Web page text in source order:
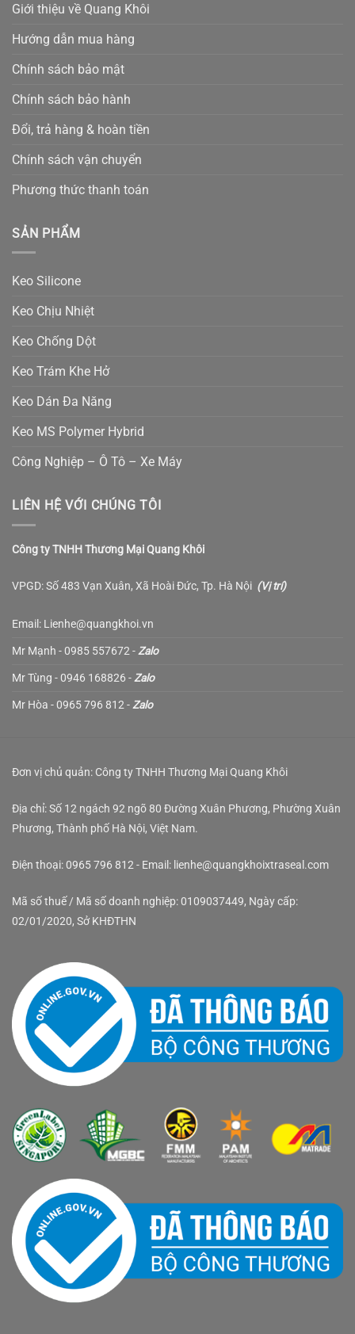
Giới thiệu về Quang Khôi
Hướng dẫn mua hàng
Chính sách bảo mật
Chính sách bảo hành
Đổi, trả hàng & hoàn tiền
Chính sách vận chuyển
Phương thức thanh toán
SẢN PHẨM
Keo Silicone
Keo Chịu Nhiệt
Keo Chống Dột
Keo Trám Khe Hở
Keo Dán Đa Năng
Keo MS Polymer Hybrid
Công Nghiệp – Ô Tô – Xe Máy
LIÊN HỆ VỚI CHÚNG TÔI
Công ty TNHH Thương Mại Quang Khôi
VPGD: Số 483 Vạn Xuân, Xã Hoài Đức, Tp. Hà Nội (Vị trí)
Email: Lienhe@quangkhoi.vn
Mr Mạnh - 0985 557672 -Zalo
Mr Tùng - 0946 168826 -Zalo
Mr Hòa - 0965 796 812 -Zalo
Đơn vị chủ quản: Công ty TNHH Thương Mại Quang Khôi
Địa chỉ: Số 12 ngách 92 ngõ 80 Đường Xuân Phương, Phường Xuân
Phương, Thành phố Hà Nội, Việt Nam.
Điện thoại: 0965 796 812 - Email: lienhe@quangkhoixtraseal.com
Mã số thuế / Mã số doanh nghiệp: 0109037449, Ngày cấp:
02/01/2020, Sở KHĐTHN